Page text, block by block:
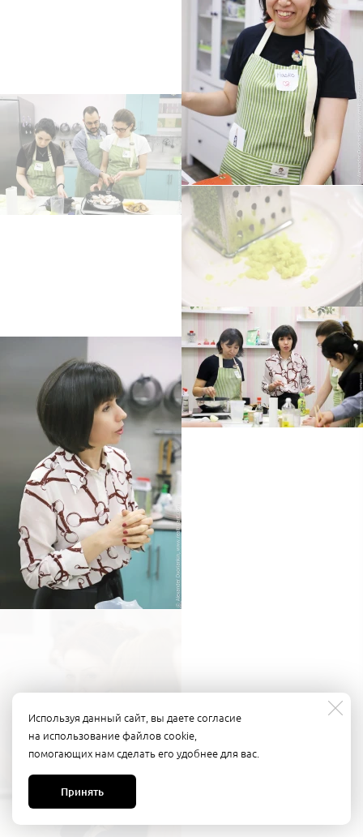
Используя данный сайт, вы даете согласие
на использование файлов cookie,
помогающих нам сделать его удобнее для вас.
Принять